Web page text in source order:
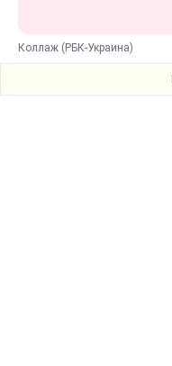
Коллаж (РБК-Украина)